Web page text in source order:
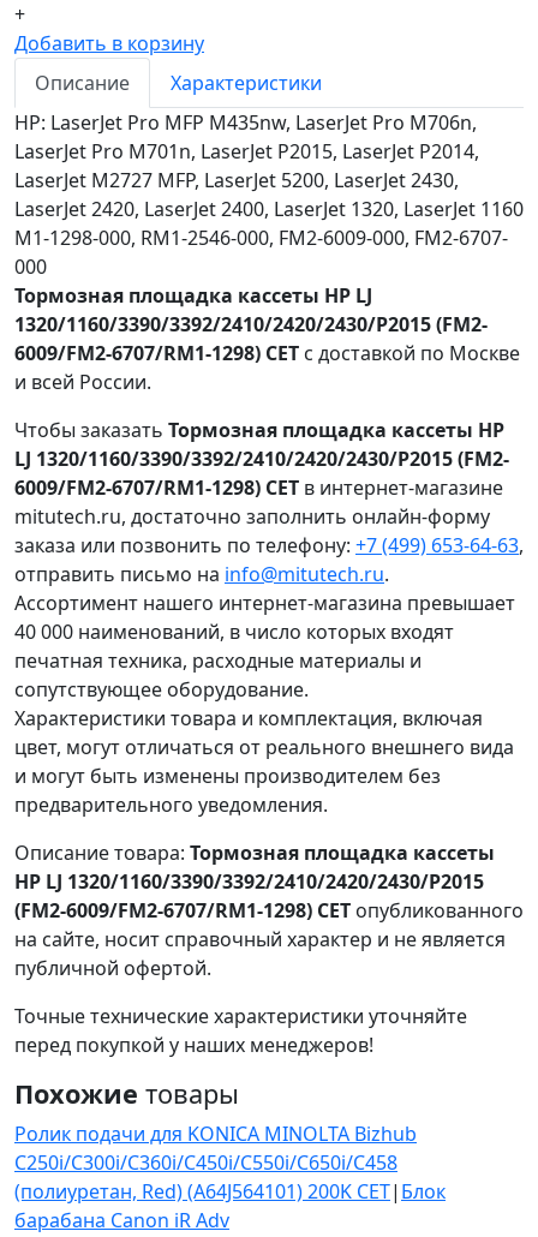
+
Добавить в корзину
Описание
Характеристики
HP: LaserJet Pro MFP M435nw, LaserJet Pro M706n,
LaserJet Pro M701n, LaserJet P2015, LaserJet P2014,
LaserJet M2727 MFP, LaserJet 5200, LaserJet 2430,
LaserJet 2420, LaserJet 2400, LaserJet 1320, LaserJet 1160
M1-1298-000, RM1-2546-000, FM2-6009-000, FM2-6707-
000
Тормозная площадка кассеты HP LJ
1320/1160/3390/3392/2410/2420/2430/P2015 (FM2-
6009/FM2-6707/RM1-1298) CET с доставкой по Москве
и всей России.
Чтобы заказать Тормозная площадка кассеты HP
LJ 1320/1160/3390/3392/2410/2420/2430/P2015 (FM2-
6009/FM2-6707/RM1-1298) CET в интернет-магазине
mitutech.ru, достаточно заполнить онлайн-форму
заказа или позвонить по телефону: +7 (499) 653-64-63,
отправить письмо на info@mitutech.ru.
Ассортимент нашего интернет-магазина превышает
40 000 наименований, в число которых входят
печатная техника, расходные материалы и
сопутствующее оборудование.
Характеристики товара и комплектация, включая
цвет, могут отличаться от реального внешнего вида
и могут быть изменены производителем без
предварительного уведомления.
Описание товара: Тормозная площадка кассеты
HP LJ 1320/1160/3390/3392/2410/2420/2430/P2015
(FM2-6009/FM2-6707/RM1-1298) CET опубликованного
на сайте, носит справочный характер и не является
публичной офертой.
Точные технические характеристики уточняйте
перед покупкой у наших менеджеров!
Похожие товары
Ролик подачи для KONICA MINOLTA Bizhub
C250i/C300i/C360i/C450i/C550i/C650i/C458
(полиуретан, Red) (A64J564101) 200K CET| Блок
барабана Canon iR Adv